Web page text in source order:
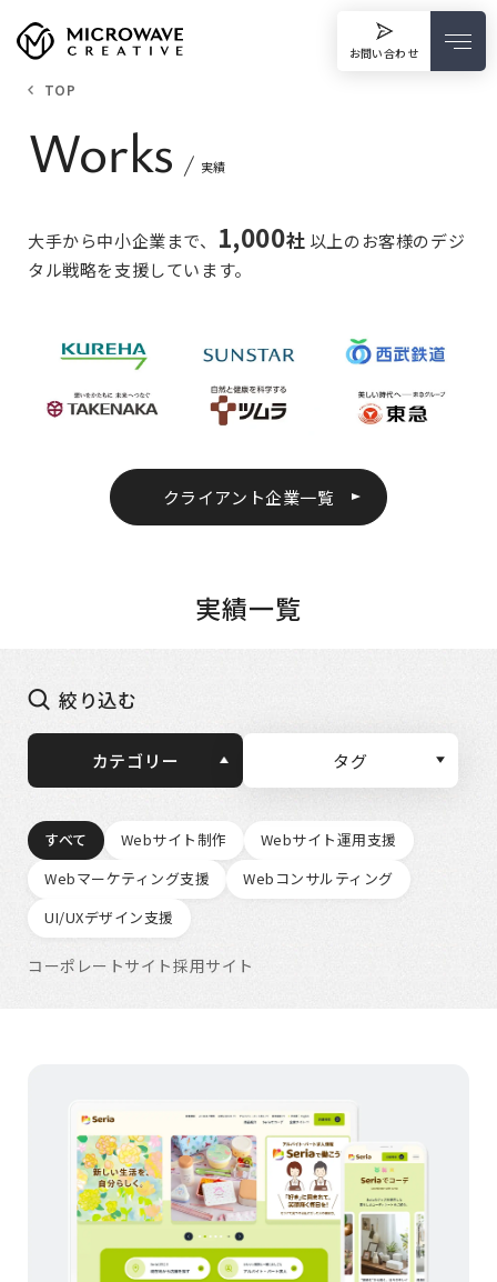
お問い合わせ
TOP
Works 実績
大手から中小企業まで、 1,000社 以上のお客様のデジ
タル戦略を支援しています。
クライアント企業一覧
実績一覧
絞り込む
カテゴリー タグ
すべて Webサイト制作
Webサイト運用支援
Webマーケティング支援
Webコンサルティング
UI/UXデザイン支援
コーポレートサイト採用サイト